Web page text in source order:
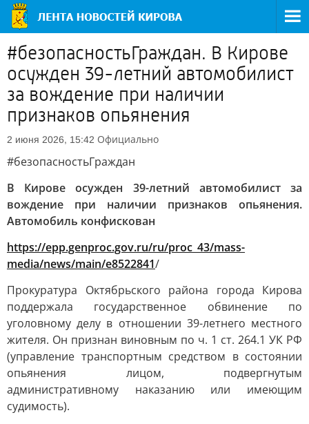
#безопасностьГраждан. В Кирове
осужден 39-летний автомобилист
за вождение при наличии
признаков опьянения
2 июня 2026, 15:42 Официально
#безопасностьГраждан
В Кирове осужден 39-летний автомобилист за
вождение при наличии признаков опьянения.
Автомобиль конфискован
https://epp.genproc.gov.ru/ru/proc_43/mass-
media/news/main/e8522841/
Прокуратура Октябрьского района города Кирова
поддержала государственное обвинение по
уголовному делу в отношении 39-летнего местного
жителя. Он признан виновным по ч. 1 ст. 264.1 УК РФ
(управление транспортным средством в состоянии
опьянения лицом, подвергнутым
административному наказанию или имеющим
судимость).